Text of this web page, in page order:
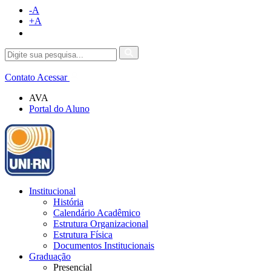
-A
+A
Contato Acessar
AVA
Portal do Aluno
Institucional
História
Calendário Acadêmico
Estrutura Organizacional
Estrutura Física
Documentos Institucionais
Graduação
Presencial